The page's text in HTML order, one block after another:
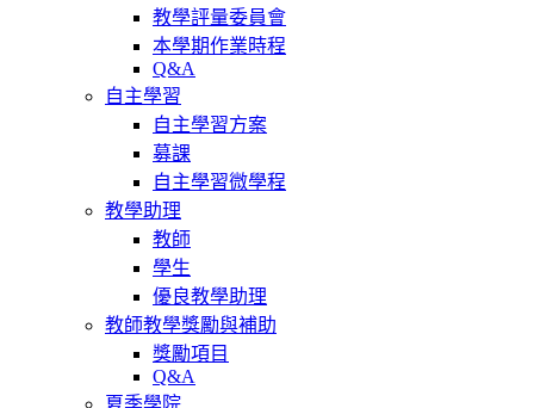
教學評量委員會
本學期作業時程
Q&A
自主學習
自主學習方案
募課
自主學習微學程
教學助理
教師
學生
優良教學助理
教師教學獎勵與補助
獎勵項目
Q&A
夏季學院